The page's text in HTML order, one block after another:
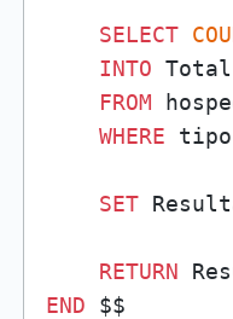
SELECT
INTO Total
FROM
WHERE tipo
SET
RETURN
END $$